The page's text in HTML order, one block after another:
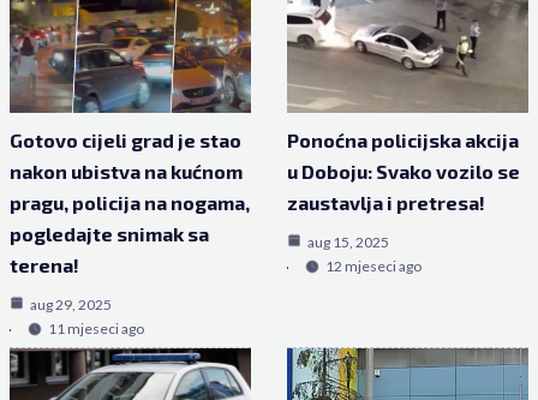
Gotovo cijeli grad je stao
nakon ubistva na kućnom
pragu, policija na nogama,
pogledajte snimak sa
terena!
aug 29, 2025
11 mjeseci ago
Ponoćna policijska akcija
u Doboju: Svako vozilo se
zaustavlja i pretresa!
aug 15, 2025
12 mjeseci ago